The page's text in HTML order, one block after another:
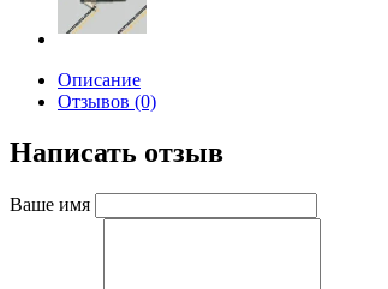
Описание
Отзывов (0)
Написать отзыв
Ваше имя